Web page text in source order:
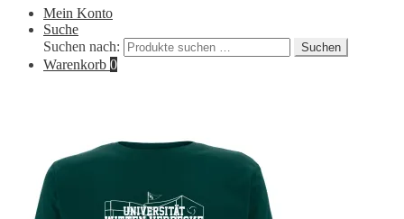
Mein Konto
Suche
Suchen nach:
Suchen
Warenkorb 0